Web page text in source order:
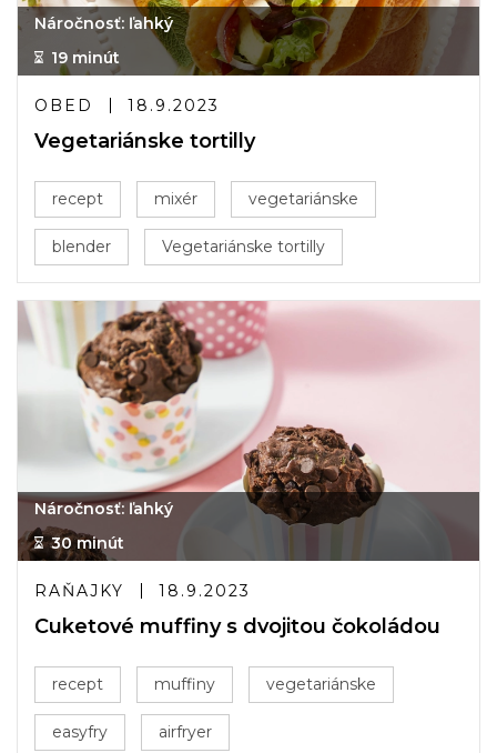
Náročnosť: ľahký
19 minút
OBED 18.9.2023
Vegetariánske tortilly
recept mixér vegetariánske
blender Vegetariánske tortilly
Náročnosť: ľahký
30 minút
RAŇAJKY 18.9.2023
Cuketové muffiny s dvojitou čokoládou
recept muffiny vegetariánske
easyfry airfryer